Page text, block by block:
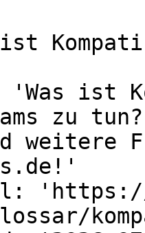
ist
zu
weitere
'https://
glossar/